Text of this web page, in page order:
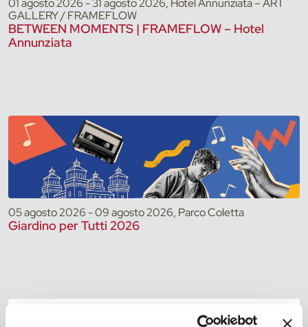
01 agosto 2026 - 31 agosto 2026, Hotel Annunziata – ART
GALLERY / FRAMEFLOW
BETWEEN MOMENTS | FRAMEFLOW – Hotel
Annunziata
05 agosto 2026 - 09 agosto 2026, Parco Coletta
Giardino per Tutti 2026